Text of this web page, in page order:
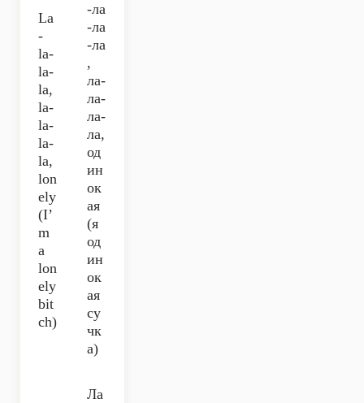
La
-
la-
la-
la,
la-
la-
la-
la,
lon
ely
(I’
m
a
lon
ely
bit
ch)
-ла
-ла
-ла
,
ла-
ла-
ла-
ла,
од
ин
ок
ая
(я
од
ин
ок
ая
су
чк
а)
Ла